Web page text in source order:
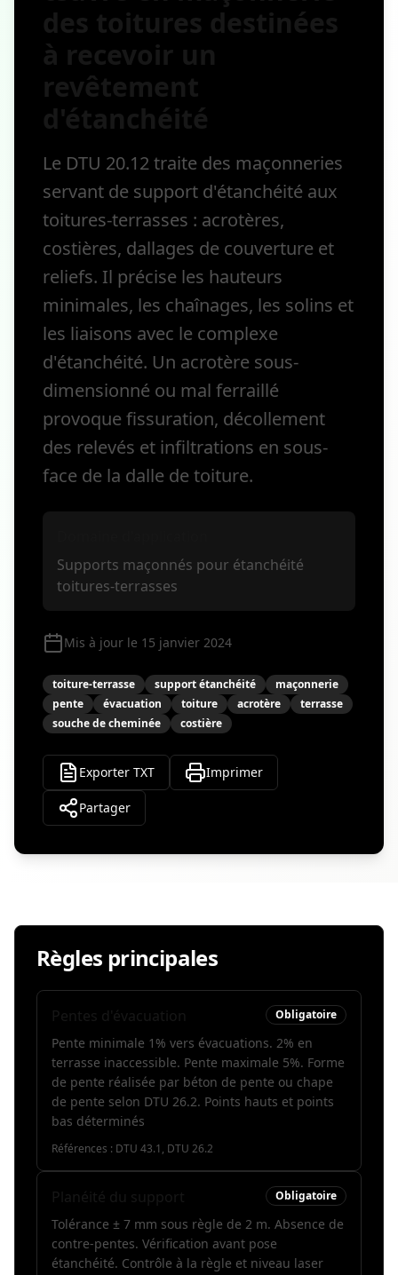
Le DTU 20.12 traite des maçonneries
servant de support d'étanchéité aux
toitures-terrasses : acrotères,
costières, dallages de couverture et
reliefs. Il précise les hauteurs
minimales, les chaînages, les solins et
les liaisons avec le complexe
d'étanchéité. Un acrotère sous-
dimensionné ou mal ferraillé
provoque fissuration, décollement
des relevés et infiltrations en sous-
face de la dalle de toiture.
Supports maçonnés pour étanchéité
toitures-terrasses
Mis à jour le 15 janvier 2024
toiture-terrasse support étanchéité
maçonnerie
pente
évacuation toiture acrotère
terrasse
souche de cheminée
costière
Exporter TXT Imprimer
Partager
Règles principales
Obligatoire
Pente minimale 1% vers évacuations. 2% en
terrasse inaccessible. Pente maximale 5%. Forme
de pente réalisée par béton de pente ou chape
de pente selon DTU 26.2. Points hauts et points
bas déterminés
Références : DTU 43.1, DTU 26.2
Obligatoire
Tolérance ± 7 mm sous règle de 2 m. Absence de
contre-pentes. Vérification avant pose
étanchéité. Contrôle à la règle et niveau laser